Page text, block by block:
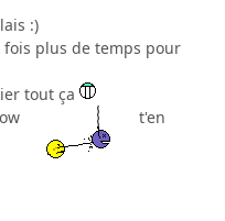
:)
plus de temps pour
tout ça
t'en